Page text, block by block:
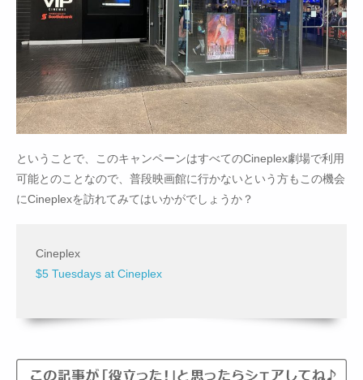
ということで、このキャンペーンはすべてのCineplex劇場で利用
可能とのことなので、普段映画館に行かないという方もこの機会
にCineplexを訪れてみてはいかがでしょうか？
Cineplex
$5 Tuesdays at Cineplex